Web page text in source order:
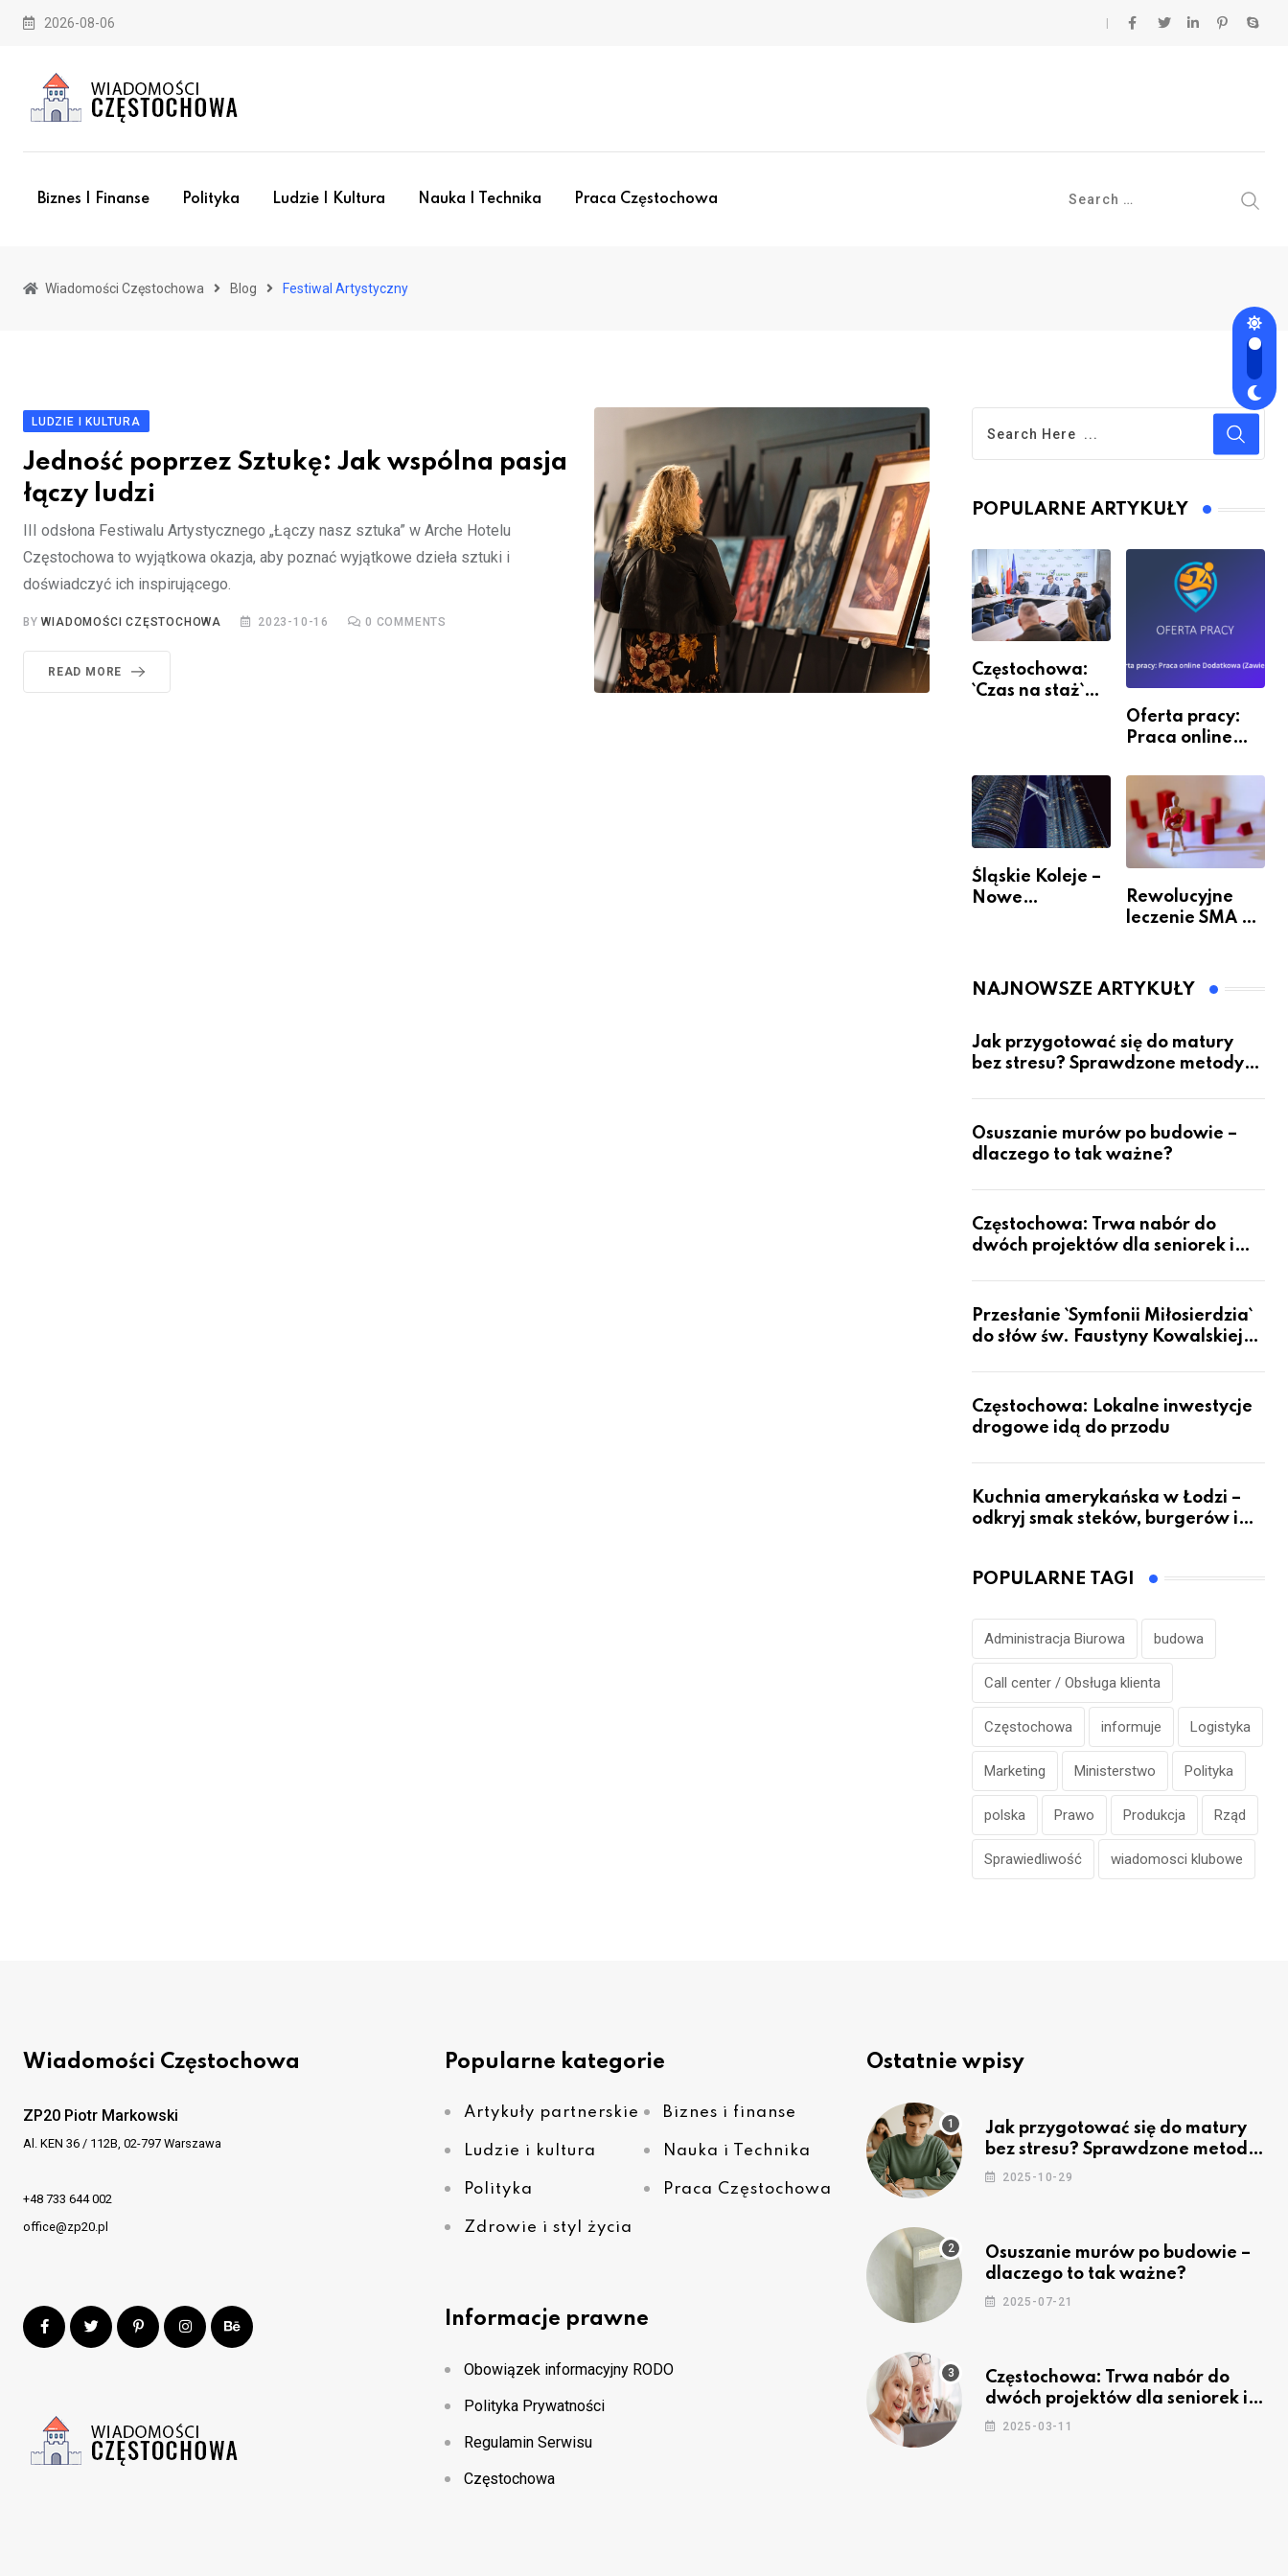
Skip
2026-08-06
Biznes I Finanse Polityka Ludzie I Kultura Nauka I Technika Praca Częstochowa
Wiadomości Częstochowa Blog Festiwal Artystyczny
LUDZIE I KULTURA
Jedność poprzez Sztukę: Jak wspólna pasja
łączy ludzi
III odsłona Festiwalu Artystycznego „Łączy nasz sztuka” w Arche Hotelu
Częstochowa to wyjątkowa okazja, aby poznać wyjątkowe dzieła sztuki i
doświadczyć ich inspirującego.
BYWIADOMOŚCI CZĘSTOCHOWA 2023-10-16 0 COMMENTS
READ MORE
POPULARNE ARTYKUŁY
Częstochowa:
`Czas na staż`
Oferta pracy:
Praca online
(Zawiercie)
Śląskie Koleje –
Nowe
Rewolucyjne
leczenie SMA –
pacjentów?
NAJNOWSZE ARTYKUŁY
Jak przygotować się do matury
bez stresu? Sprawdzone metody
Osuszanie murów po budowie –
dlaczego to tak ważne?
Częstochowa: Trwa nabór do
dwóch projektów dla seniorek i
Przesłanie `Symfonii Miłosierdzia`
do słów św. Faustyny Kowalskiej
Częstochowa: Lokalne inwestycje
drogowe idą do przodu
Kuchnia amerykańska w Łodzi –
odkryj smak steków, burgerów i
POPULARNE TAGI
Administracja Biurowa budowa
Call center / Obsługa klienta
Częstochowa informuje Logistyka
Marketing Ministerstwo Polityka
polska Prawo Produkcja Rząd
Sprawiedliwość wiadomosci klubowe
Wiadomości Częstochowa
ZP20 Piotr Markowski
Al. KEN 36 / 112B, 02-797 Warszawa
+48 733 644 002
office@zp20.pl
Popularne kategorie
Artykuły partnerskie Biznes i finanse
Ludzie i kultura Nauka i Technika
Polityka Praca Częstochowa
Zdrowie i styl życia
Informacje prawne
Obowiązek informacyjny RODO
Polityka Prywatności
Regulamin Serwisu
Częstochowa
Ostatnie wpisy
Jak przygotować się do matury
bez stresu? Sprawdzone metody
nauki z kursów w Częstochowie
2025-10-29
Osuszanie murów po budowie –
dlaczego to tak ważne?
2025-07-21
Częstochowa: Trwa nabór do
dwóch projektów dla seniorek i
seniorów
2025-03-11